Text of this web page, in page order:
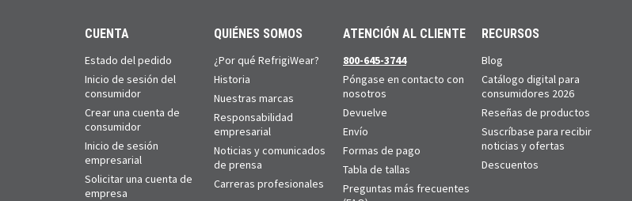
CUENTA
Estado del pedido
Inicio de sesión del
consumidor
Crear una cuenta de
consumidor
Inicio de sesión
empresarial
Solicitar una cuenta de
empresa
QUIÉNES SOMOS
¿Por qué RefrigiWear?
Historia
Nuestras marcas
Responsabilidad
empresarial
Noticias y comunicados
de prensa
Carreras profesionales
ATENCIÓN AL CLIENTE
800-645-3744
Póngase en contacto con
nosotros
Devuelve
Envío
Formas de pago
Tabla de tallas
Preguntas más frecuentes
RECURSOS
Blog
Catálogo digital para
consumidores 2026
Reseñas de productos
Suscríbase para recibir
noticias y ofertas
Descuentos